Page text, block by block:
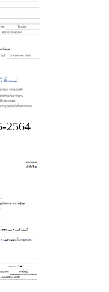
2564